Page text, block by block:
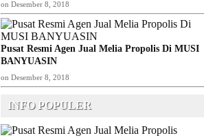
on Desember 8, 2018
Pusat Resmi Agen Jual Melia Propolis Di MUSI
BANYUASIN
on Desember 8, 2018
INFO POPULER